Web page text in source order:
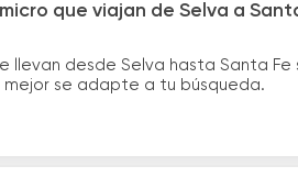
que viajan de Selva a
llevan desde Selva hasta Santa
se adapte a tu búsqueda.